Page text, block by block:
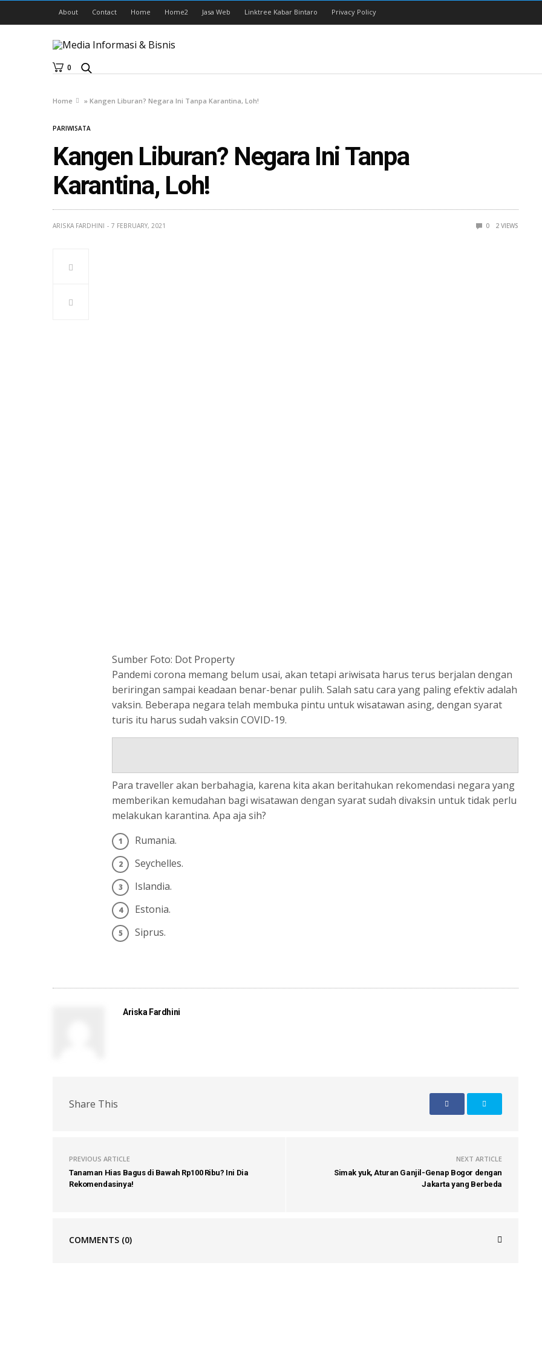
About Contact Home Home2 Jasa Web Linktree Kabar Bintaro Privacy Policy
0
Home »Kangen Liburan? Negara Ini Tanpa Karantina, Loh!
PARIWISATA
Kangen Liburan? Negara Ini Tanpa
Karantina, Loh!
ARISKA FARDHINI 7 FEBRUARY, 2021 0 2 VIEWS
Sumber Foto: Dot Property
Pandemi corona memang belum usai, akan tetapi ariwisata harus terus berjalan dengan
beriringan sampai keadaan benar-benar pulih. Salah satu cara yang paling efektiv adalah
vaksin. Beberapa negara telah membuka pintu untuk wisatawan asing, dengan syarat
turis itu harus sudah vaksin COVID-19.
Para traveller akan berbahagia, karena kita akan beritahukan rekomendasi negara yang
memberikan kemudahan bagi wisatawan dengan syarat sudah divaksin untuk tidak perlu
melakukan karantina. Apa aja sih?
Rumania.
Seychelles.
Islandia.
Estonia.
Siprus.
Ariska Fardhini
Share This
PREVIOUS ARTICLE
Tanaman Hias Bagus di Bawah Rp100 Ribu? Ini Dia
Rekomendasinya!
NEXT ARTICLE
Simak yuk, Aturan Ganjil-Genap Bogor dengan
Jakarta yang Berbeda
COMMENTS (0)